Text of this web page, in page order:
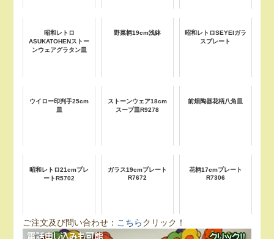
昭和レトロ
ASUKATOHENストー
ンウェアグラタン皿
野菜柄19cm浅鉢
昭和レトロSEYEIガラ
スプレート
ウイロー印判手25cm
皿
ストーンウェア18cm
スープ皿R9278
前畑陶器花柄八角皿
昭和レトロ21cmプレ
ートR5702
ガラス19cmプレート
R7672
花柄17cmプレート
R7306
ご注文及び問い合わせ： こちらクリック！